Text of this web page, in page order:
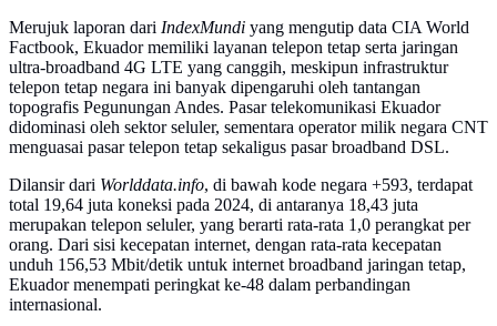
Merujuk laporan dari IndexMundi yang mengutip data CIA World
Factbook, Ekuador memiliki layanan telepon tetap serta jaringan
ultra-broadband 4G LTE yang canggih, meskipun infrastruktur
telepon tetap negara ini banyak dipengaruhi oleh tantangan
topografis Pegunungan Andes. Pasar telekomunikasi Ekuador
didominasi oleh sektor seluler, sementara operator milik negara CNT
menguasai pasar telepon tetap sekaligus pasar broadband DSL.
Dilansir dari Worlddata.info, di bawah kode negara +593, terdapat
total 19,64 juta koneksi pada 2024, di antaranya 18,43 juta
merupakan telepon seluler, yang berarti rata-rata 1,0 perangkat per
orang. Dari sisi kecepatan internet, dengan rata-rata kecepatan
unduh 156,53 Mbit/detik untuk internet broadband jaringan tetap,
Ekuador menempati peringkat ke-48 dalam perbandingan
internasional.